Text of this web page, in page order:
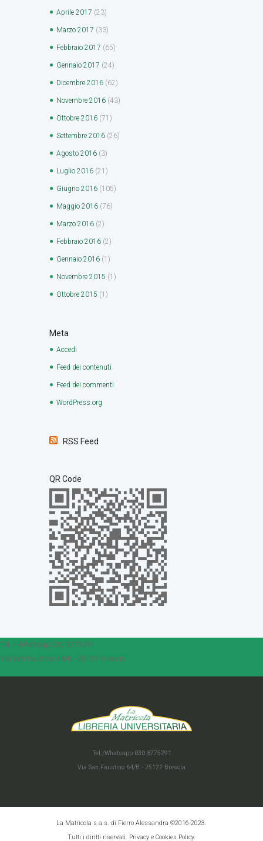
Aprile 2017 (23)
Marzo 2017 (33)
Febbraio 2017 (65)
Gennaio 2017 (24)
Dicembre 2016 (62)
Novembre 2016 (43)
Ottobre 2016 (71)
Settembre 2016 (26)
Agosto 2016 (3)
Luglio 2016 (21)
Giugno 2016 (105)
Maggio 2016 (76)
Marzo 2016 (2)
Febbraio 2016 (2)
Gennaio 2016 (1)
Novembre 2015 (1)
Ottobre 2015 (1)
Meta
Accedi
Feed dei contenuti
Feed dei commenti
WordPress.org
RSS Feed
QR Code
Tel. / Whatsapp 030 8775291
Via San Faustino 64/B - 25122 Brescia
Tel./Whatsapp 030 8775291
Via San Faustino 64/B - 25122 Brescia
La Matricola s.a.s. di Fierro Alessandra ©2016-2023.
Tutti i diritti riservati. Privacy e Cookies Policy.